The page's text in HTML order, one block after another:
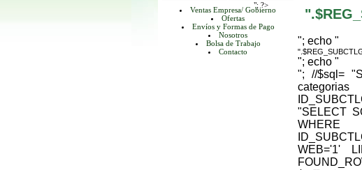
"; ?>
Ventas Empresa/ Gobierno
Ofertas
Envíos y Formas de Pago
Nosotros
Bolsa de Trabajo
Contacto
"; echo "
"; echo "
"; //$sql=
"SELECT
WEB='1'